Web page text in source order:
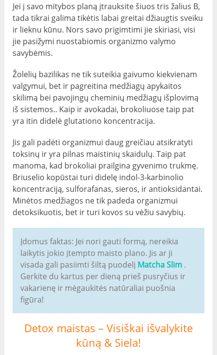
Jei į savo mitybos planą įtrauksite šiuos tris žalius B,
tada tikrai galima tikėtis labai greitai džiaugtis sveiku
ir lieknu kūnu. Nors savo prigimtimi jie skiriasi, visi
jie pasižymi nuostabiomis organizmo valymo
savybėmis.
Žolelių bazilikas ne tik suteikia gaivumo kiekvienam
valgymui, bet ir pagreitina medžiagų apykaitos
skilimą bei pavojingų cheminių medžiagų išplovimą
iš sistemos.. Kaip ir avokadai, brokoliuose taip pat
yra itin didelė glutationo koncentracija.
Jis gali padėti organizmui daug greičiau atsikratyti
toksinų ir yra pilnas maistinių skaidulų. Taip pat
manoma, kad brokoliai prailgina gyvenimo trukmę.
Briuselio kopūstai turi didelę indol-3-karbinolio
koncentraciją, sulforafanas, sieros, ir antioksidantai.
Minėtos medžiagos ne tik padeda organizmui
detoksikuotis, bet ir turi kovos su vėžiu savybių.
Įdomus faktas: Jei nori gauti formą, nereikia
laikytis jokio įtempto maisto plano. Jis ar ji
visada gali pasiimti šiltą puodelį Matcha Slim .
Gerkite du kartus per dieną prieš pusryčius ir
vakarienę ir mėgaukitės natūraliai puošnia
figūra!
Detox maistas – Visiškai išvalykite
kūną & Siela!